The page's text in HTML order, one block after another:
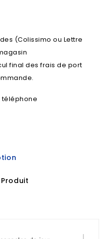
(Colissimo ou Lettre
final des frais de port
téléphone